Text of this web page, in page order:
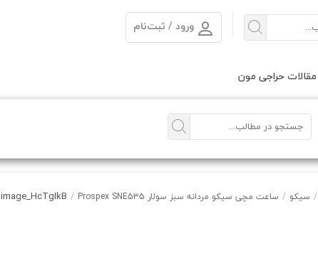
ورود / ثبت‌نام
مقالات حراجی مون
/ سیکو / ساعت مچی سیکو مردانه سبز سولار Prospex SNE535 /
image_HcTgIkB